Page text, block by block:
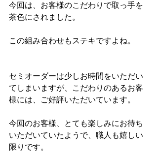
今回は、お客様のこだわりで取っ手を
茶色にされました。
この組み合わせもステキですよね。
セミオーダーは少しお時間をいただい
てしまいますが、こだわりのあるお客
様には、ご好評いただいています。
今回のお客様、とても楽しみにお待ち
いただいていたようで、職人も嬉しい
限りです。